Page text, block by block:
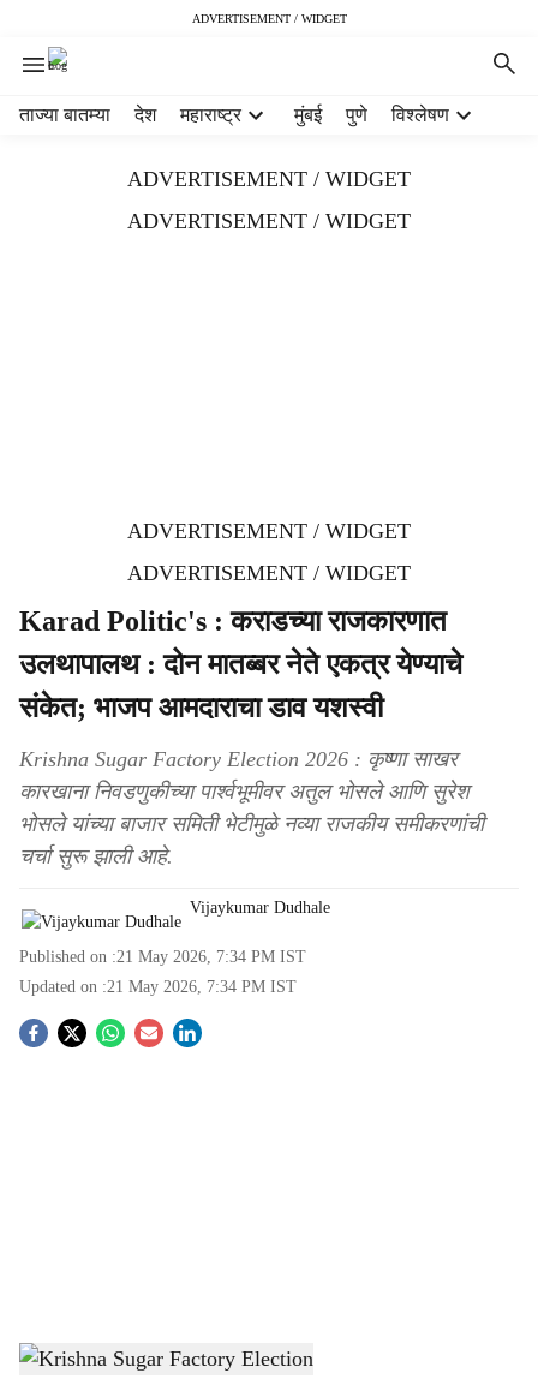
ADVERTISEMENT / WIDGET
ताज्या बातम्या देश महाराष्ट्र मुंबई पुणे विश्लेषण
ADVERTISEMENT / WIDGET
ADVERTISEMENT / WIDGET
ADVERTISEMENT / WIDGET
ADVERTISEMENT / WIDGET
Karad Politic's : कराडच्या राजकारणात
उलथापालथ : दोन मातब्बर नेते एकत्र येण्याचे
संकेत; भाजप आमदाराचा डाव यशस्वी
Krishna Sugar Factory Election 2026 : कृष्णा साखर
कारखाना निवडणुकीच्या पार्श्वभूमीवर अतुल भोसले आणि सुरेश
भोसले यांच्या बाजार समिती भेटीमुळे नव्या राजकीय समीकरणांची
चर्चा सुरू झाली आहे.
Vijaykumar Dudhale
Published on :21 May 2026, 7:34 PM IST
Updated on :21 May 2026, 7:34 PM IST
S
Krishna Sugar Factory Election-Sarkarnama